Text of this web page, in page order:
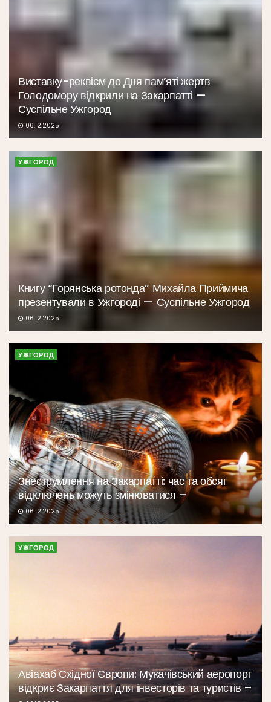
Виставку-реквієм до Дня пам’яті жертв
Голодомору відкрили на Закарпатті —
Суспільне Ужгород
06.12.2025
УЖГОРОД
Книгу “Горянська ротонда” Михайла Приймича
презентували в Ужгороді — Суспільне Ужгород
06.12.2025
УЖГОРОД
Знеструмлення на Закарпатті: час та обсяг
відключень можуть змінюватися –
06.12.2025
УЖГОРОД
Авіахаб Східної Європи: Мукачівський аеропорт
відкриє Закарпаття для інвесторів та туристів –